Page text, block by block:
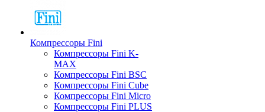
Компрессоры Fini
Компрессоры Fini K-
MAX
Компрессоры Fini BSC
Компрессоры Fini Cube
Компрессоры Fini Micro
Компрессоры Fini PLUS